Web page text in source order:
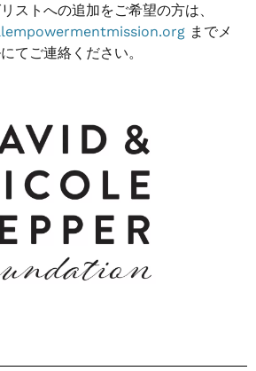
ストへの追加をご希望の方は、
までメ
てご連絡ください。